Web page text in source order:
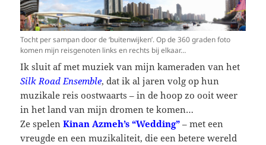
Tocht per sampan door de ‘buitenwijken’. Op de 360 graden foto
komen mijn reisgenoten links en rechts bij elkaar…
Ik sluit af met muziek van mijn kameraden van het
Silk Road Ensemble, dat ik al jaren volg op hun
muzikale reis oostwaarts – in de hoop zo ooit weer
in het land van mijn dromen te komen…
Ze spelenKinan Azmeh’s “Wedding” – met een
vreugde en een muzikaliteit, die een betere wereld